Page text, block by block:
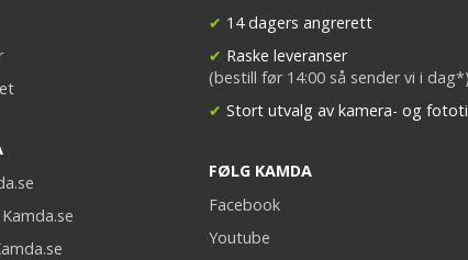
✔ 14 dagers angrerett
✔ Raske leveranser
(bestill før 14:00 så sender vi i dag*)
✔ Stort utvalg av kamera- og
FØLG KAMDA
Facebook
Youtube